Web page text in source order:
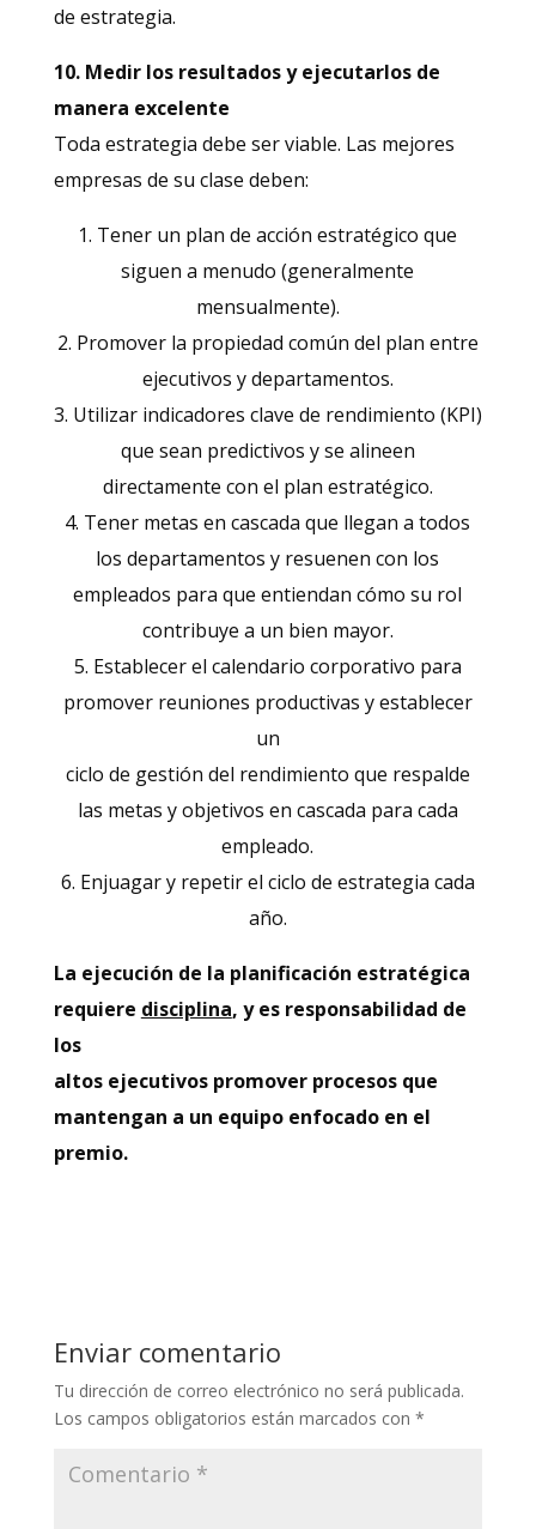
de estrategia.
10. Medir los resultados y ejecutarlos de
manera excelente
Toda estrategia debe ser viable. Las mejores
empresas de su clase deben:
1. Tener un plan de acción estratégico que
siguen a menudo (generalmente
mensualmente).
2. Promover la propiedad común del plan entre
ejecutivos y departamentos.
3. Utilizar indicadores clave de rendimiento (KPI)
que sean predictivos y se alineen
directamente con el plan estratégico.
4. Tener metas en cascada que llegan a todos
los departamentos y resuenen con los
empleados para que entiendan cómo su rol
contribuye a un bien mayor.
5. Establecer el calendario corporativo para
promover reuniones productivas y establecer
un
ciclo de gestión del rendimiento que respalde
las metas y objetivos en cascada para cada
empleado.
6. Enjuagar y repetir el ciclo de estrategia cada
año.
La ejecución de la planificación estratégica
requiere disciplina, y es responsabilidad de
los
altos ejecutivos promover procesos que
mantengan a un equipo enfocado en el
premio.
Enviar comentario
Tu dirección de correo electrónico no será publicada.
Los campos obligatorios están marcados con *